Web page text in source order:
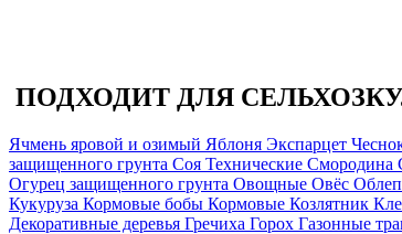
ПОДХОДИТ ДЛЯ
Ячмень яровой и озимый Яблоня Экспарцет
защищенного грунта Соя Технические Смородина
Огурец защищенного грунта Овощные Овёс
Кукуруза Кормовые бобы Кормовые Козлятник
Декоративные деревья Гречиха Горох Газонные